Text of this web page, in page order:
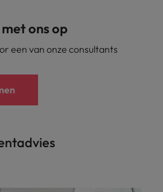
ons op
een van onze consultants